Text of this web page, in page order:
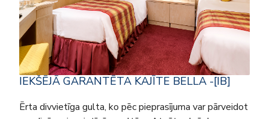
IEKŠĒJĀ GARANTĒTA KAJĪTE BELLA -[IB]
Ērta divvietīga gulta, ko pēc pieprasījuma var pārveidot